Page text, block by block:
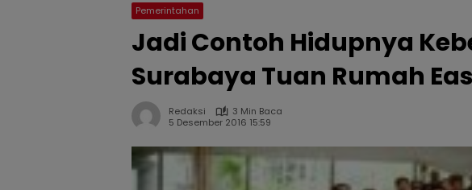
Pemerintahan
Jadi Contoh Hidupnya
Surabaya Tuan Rumah
Redaksi
3 Min Baca
5 Desember 2016 15:59